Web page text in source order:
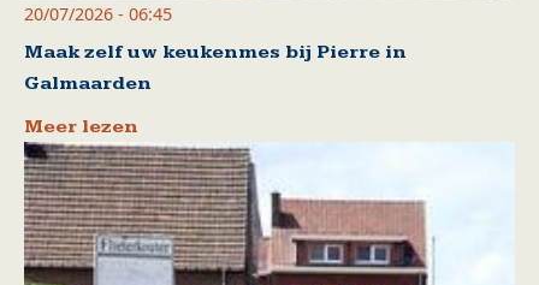
20/07/2026 - 06:45
Maak zelf uw keukenmes bij Pierre in
Galmaarden
Meer lezen